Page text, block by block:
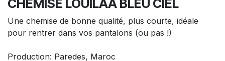
CHEMISE LOUILAA BLEU CIEL
Une chemise de bonne qualité, plus courte, idéale
pour rentrer dans vos pantalons (ou pas !)
Production: Paredes, Maroc